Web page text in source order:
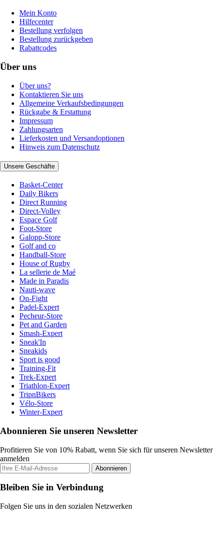
Mein Konto
Hilfecenter
Bestellung verfolgen
Bestellung zurückgeben
Rabattcodes
Über uns
Über uns?
Kontaktieren Sie uns
Allgemeine Verkaufsbedingungen
Rückgabe & Erstattung
Impressum
Zahlungsarten
Lieferkosten und Versandoptionen
Hinweis zum Datenschutz
Unsere Geschäfte
Basket-Center
Daily Bikers
Direct Running
Direct-Volley
Espace Golf
Foot-Store
Galopp-Store
Golf and co
Handball-Store
House of Rugby
La sellerie de Maé
Made in Paradis
Nauti-wave
On-Fight
Padel-Expert
Pecheur-Store
Pet and Garden
Smash-Expert
Sneak'In
Sneakids
Sport is good
Training-Fit
Trek-Expert
Triathlon-Expert
TripnBikers
Vélo-Store
Winter-Expert
Abonnieren Sie unseren Newsletter
Profitieren Sie von 10% Rabatt, wenn Sie sich für unseren Newsletter
anmelden
Abonnieren
Bleiben Sie in Verbindung
Folgen Sie uns in den sozialen Netzwerken